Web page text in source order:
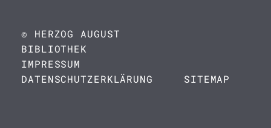
© HERZOG AUGUST
BIBLIOTHEK
IMPRESSUM
DATENSCHUTZERKLÄRUNG
SITEMAP